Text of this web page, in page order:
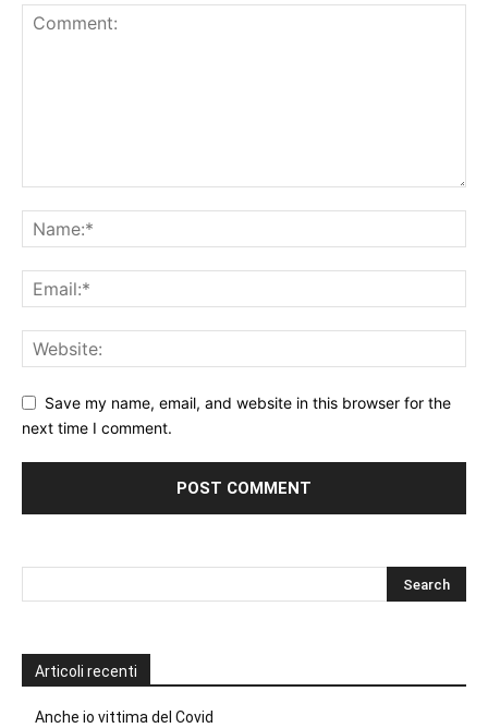
Save my name, email, and website in this browser for the
next time I comment.
Articoli recenti
Anche io vittima del Covid